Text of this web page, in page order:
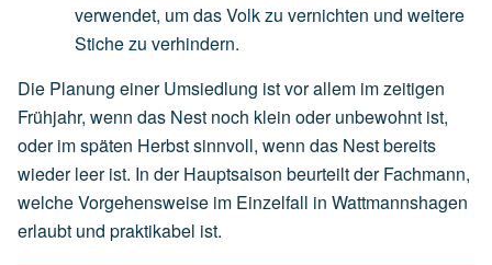
verwendet, umdasVolkzu vernichten und weitere
Stichezu verhindern.
Die Planung einer Umsiedlung ist vor allem im zeitigen
Frühjahr, wenn das Nest noch klein oder unbewohnt ist,
oder im späten Herbst sinnvoll, wenn das Nest bereits
wieder leer ist. In der Hauptsaison beurteilt der Fachmann,
welche Vorgehensweise im Einzelfall in Wattmannshagen
erlaubt und praktikabel ist.